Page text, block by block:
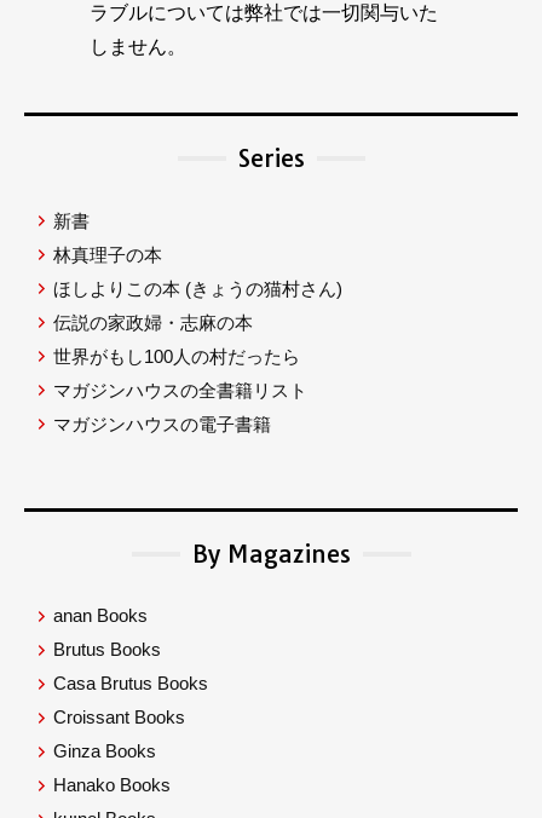
ラブルについては弊社では一切関与いた
しません。
Series
新書
林真理子の本
ほしよりこの本 (きょうの猫村さん)
伝説の家政婦・志麻の本
世界がもし100人の村だったら
マガジンハウスの全書籍リスト
マガジンハウスの電子書籍
By Magazines
anan Books
Brutus Books
Casa Brutus Books
Croissant Books
Ginza Books
Hanako Books